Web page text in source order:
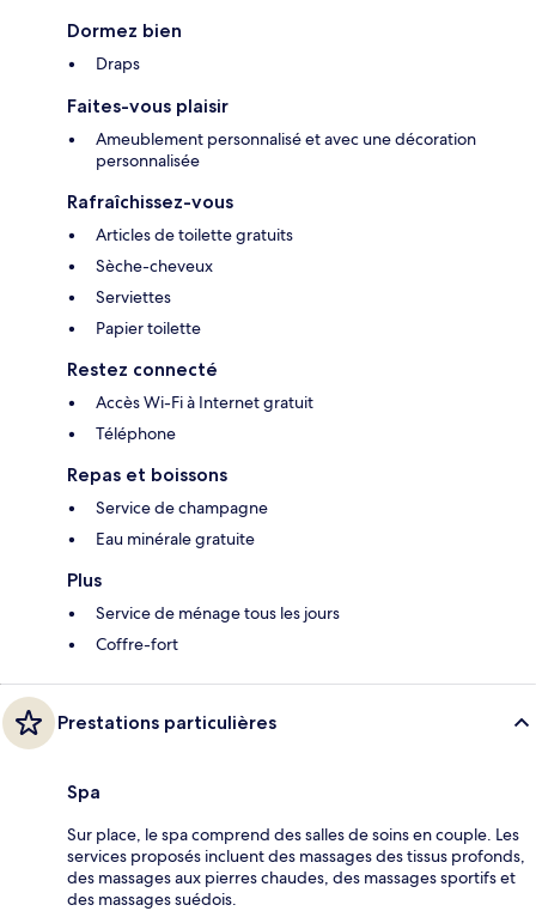
Dormez bien
Draps
Faites-vous plaisir
Ameublement personnalisé et avec une décoration
personnalisée
Rafraîchissez-vous
Articles de toilette gratuits
Sèche-cheveux
Serviettes
Papier toilette
Restez connecté
Accès Wi-Fi à Internet gratuit
Téléphone
Repas et boissons
Service de champagne
Eau minérale gratuite
Plus
Service de ménage tous les jours
Coffre-fort
Prestations particulières
Spa
Sur place, le spa comprend des salles de soins en couple. Les
services proposés incluent des massages des tissus profonds,
des massages aux pierres chaudes, des massages sportifs et
des massages suédois.